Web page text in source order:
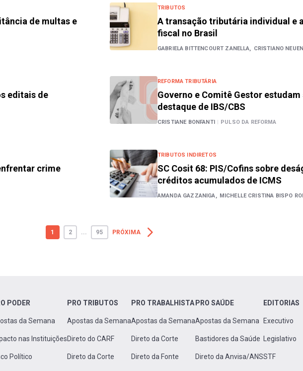
de multas e
TRIBUTOS
A transação tributária individual e
fiscal no Brasil
GABRIELA BITTENCOURT ZANELLA, CRISTIANO
editais de
REFORMA TRIBUTÁRIA
Governo e Comitê Gestor
destaque de IBS/CBS
CRISTIANE BONFANTI | PULSO DA REFORMA
crime
TRIBUTOS INDIRETOS
SC Cosit 68: PIS/Cofins sobre
créditos acumulados de ICMS
AMANDA GAZZANIGA, MICHELLE CRISTINA BISPO
1 2 ... 95 PRÓXIMA
PODER
da Semana
nas Instituições
Político
PRO TRIBUTOS
Apostas da Semana
Direto do CARF
Direto da Corte
PRO TRABALHISTA
Apostas da Semana
Direto da Corte
Direto da Fonte
PRO SAÚDE
Apostas da Semana
Bastidores da Saúde
Direto da Anvisa/ANS
EDITORIAS
Executivo
Legislativo
STF